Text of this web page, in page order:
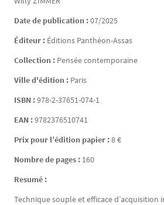
Date de publication :07/2025
Éditeur : Éditions Panthéon-Assas
Collection : Pensée contemporaine
Ville d'édition : Paris
ISBN :978-2-37651-074-1
EAN :9782376510741
Prix pour l’édition papier :8 €
Nombre de pages : 160
Resumé :
Technique souple et efficace d’acquisition